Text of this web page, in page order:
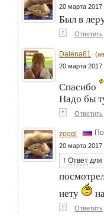
20 марта 2017
Был в
↑ Ответить
Dalena61
20 марта 2017
Спасибо
Надо бы
↑ Ответить
zoogl
20 марта 2017
↑ Ответ для
нету
↑ Ответить